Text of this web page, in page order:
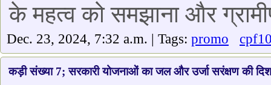
के महत्व को समझाना और
Dec. 23, 2024, 7:32 a.m. | Tags: promo
कड़ी संख्या 7; सरकारी योजनाओं का जल और उर्जा सरंक्षण की